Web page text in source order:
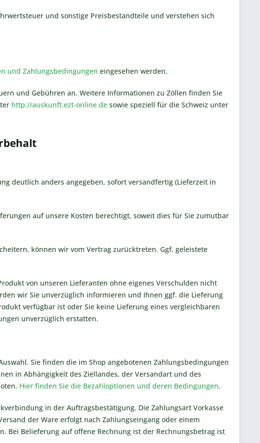
und sonstige Preisbestandteile und verstehen sich
und Zahlungsbedingungen eingesehen werden.
und Gebühren an. Weitere Informationen zu Zöllen finden Sie
http://auskunft.ezt-online.de sowie speziell für die Schweiz unter
deutlich anders angegeben, sofort versandfertig (Lieferzeit in
auf unsere Kosten berechtigt, soweit dies für Sie zumutbar
können wir vom Vertrag zurücktreten. Ggf. geleistete
von unseren Lieferanten ohne eigenes Verschulden nicht
wir Sie unverzüglich informieren und Ihnen ggf. die Lieferung
verfügbar ist oder Sie keine Lieferung eines vergleichbaren
unverzüglich erstatten.
Sie finden die im Shop angebotenen Zahlungsbedingungen
in Abhängigkeit des Ziellandes, der Versandart und des
Hier finden Sie die Bezahloptionen und deren Bedingungen.
in der Auftragsbestätigung. Die Zahlungsart Vorkasse
der Ware erfolgt nach Zahlungseingang oder einem
Bei Belieferung auf offene Rechnung ist der Rechnungsbetrag ist